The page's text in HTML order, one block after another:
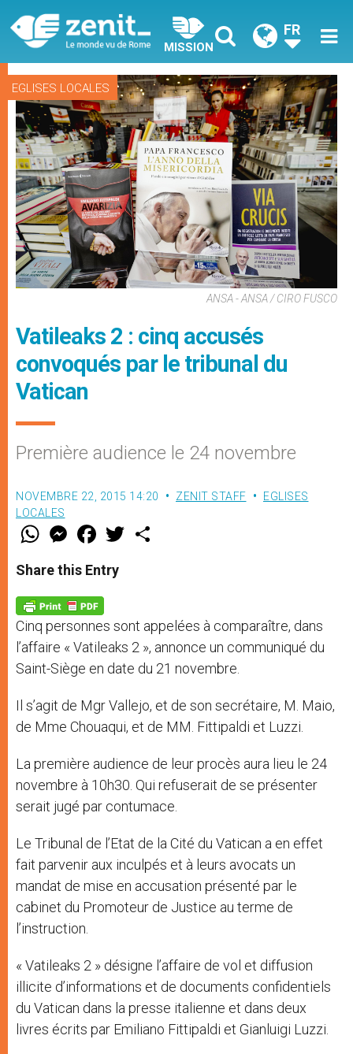
MISSION
FR
EGLISES LOCALES
ANSA - ANSA / CIRO FUSCO
Vatileaks 2 : cinq accusés
convoqués par le tribunal du
Vatican
Première audience le 24 novembre
NOVEMBRE 22, 2015 14:20 ZENIT STAFF
EGLISES
LOCALES
W
t
s
p
p
M
e
s
e
g
e
r
F
a
e
b
o
k
w
Share this Entry
Cinq personnes sont appelées à comparaître, dans
l’affaire « Vatileaks 2 », annonce un communiqué du
Saint-Siège en date du 21 novembre.
Il s’agit de Mgr Vallejo, et de son secrétaire, M. Maio,
de Mme Chouaqui, et de MM. Fittipaldi et Luzzi.
La première audience de leur procès aura lieu le 24
novembre à 10h30. Qui refuserait de se présenter
serait jugé par contumace.
Le Tribunal de l’Etat de la Cité du Vatican a en effet
fait parvenir aux inculpés et à leurs avocats un
mandat de mise en accusation présenté par le
cabinet du Promoteur de Justice au terme de
l’instruction.
« Vatileaks 2 » désigne l’affaire de vol et diffusion
illicite d’informations et de documents confidentiels
du Vatican dans la presse italienne et dans deux
livres écrits par Emiliano Fittipaldi et Gianluigi Luzzi.